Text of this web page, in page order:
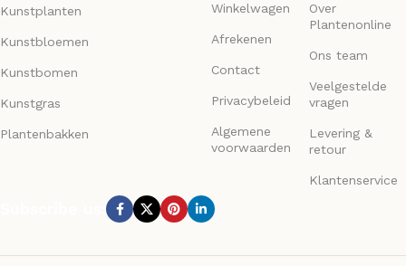
Kunstplanten
Kunstbloemen
Kunstbomen
Kunstgras
Plantenbakken
Winkelwagen
Afrekenen
Contact
Privacybeleid
Algemene
voorwaarden
Over
Plantenonline
Ons team
Veelgestelde
vragen
Levering &
retour
Klantenservice